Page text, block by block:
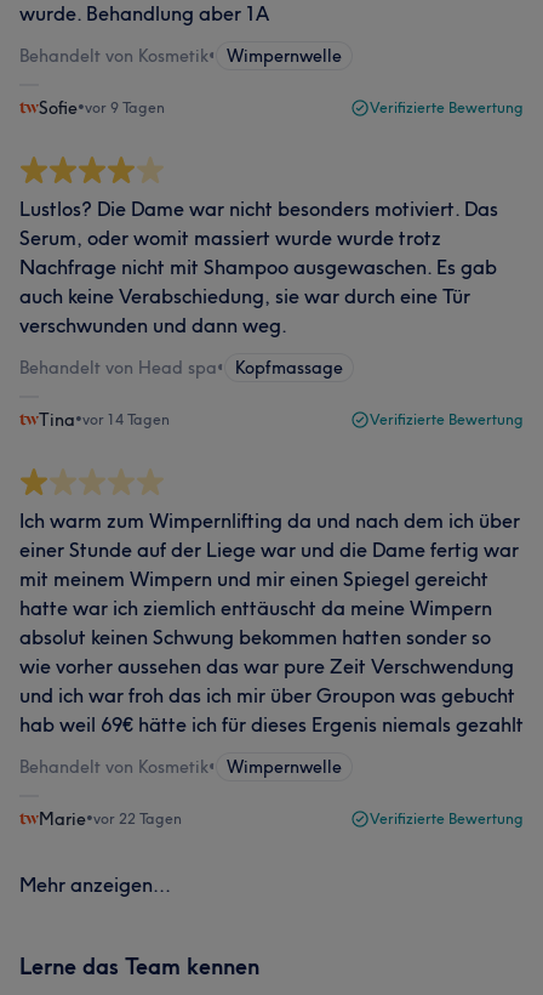
wurde. Behandlung aber 1A
Behandelt von Kosmetik• Wimpernwelle
Sofie•vor 9 Tagen Verifizierte Bewertung
Lustlos? Die Dame war nicht besonders motiviert. Das
Serum, oder womit massiert wurde wurde trotz
Nachfrage nicht mit Shampoo ausgewaschen. Es gab
auch keine Verabschiedung, sie war durch eine Tür
verschwunden und dann weg.
Behandelt von Head spa• Kopfmassage
Tina•vor 14 Tagen Verifizierte Bewertung
Ich warm zum Wimpernlifting da und nach dem ich über
einer Stunde auf der Liege war und die Dame fertig war
mit meinem Wimpern und mir einen Spiegel gereicht
hatte war ich ziemlich enttäuscht da meine Wimpern
absolut keinen Schwung bekommen hatten sonder so
wie vorher aussehen das war pure Zeit Verschwendung
und ich war froh das ich mir über Groupon was gebucht
hab weil 69€ hätte ich für dieses Ergenis niemals gezahlt
Behandelt von Kosmetik• Wimpernwelle
Marie•vor 22 Tagen Verifizierte Bewertung
Mehr anzeigen...
Lerne das Team kennen